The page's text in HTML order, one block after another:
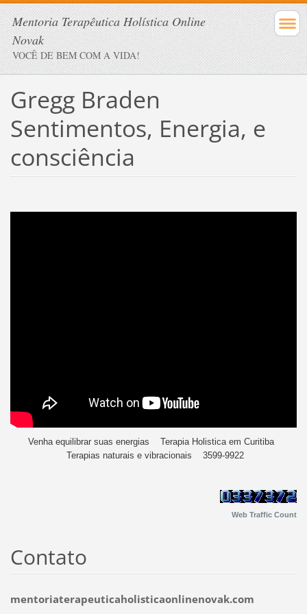
Mentoria Terapêutica Holística Online
Novak
VOCÊ DE BEM COM A VIDA!
Gregg Braden
Sentimentos, Energia, e
consciência
Venha equilibrar suas energias Terapia Holistica em Curitiba
Terapias naturais e vibracionais 3599-9922
Web Traffic Count
Contato
mentoriaterapeuticaholisticaonlinenovak.com